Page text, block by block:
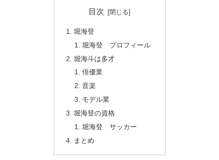
目次
堀海登
堀海登 プロフィール
堀海斗は多才
俳優業
音楽
モデル業
堀海登の資格
堀海登 サッカー
まとめ